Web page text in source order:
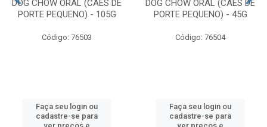
DOG CHOW ORAL (CÃES DE
PORTE PEQUENO) - 105G
Código: 76503
Faça seu login ou
cadastre-se para
DOG CHOW ORAL (CÃES DE
PORTE PEQUENO) - 45G
Código: 76504
Faça seu login ou
cadastre-se para